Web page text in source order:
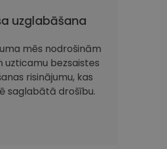
uzglabāšana
mēs nodrošinām
uzticamu bezsaistes
risinājumu, kas
saglabātā drošību.